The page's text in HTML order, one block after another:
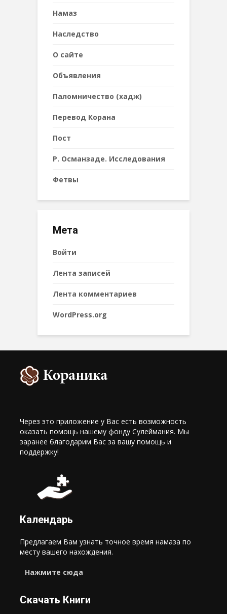
Намаз
Наследствo
О сайте
Объявления
Паломничество (хадж)
Перевод Корана
Пост
Р. Османзаде. Исследования
Фетвы
Мета
Войти
Лента записей
Лента комментариев
WordPress.org
Через это приложение у Вас есть возможность
оказать помощь нашему фонду Сулеймания. Мы
заранее благодарим Вас за вашу помощь и
поддержку!
Календарь
Предлагаем Вам узнать точное время намаза по
месту вашего нахождения.
Нажмите сюда
Скачать Книги